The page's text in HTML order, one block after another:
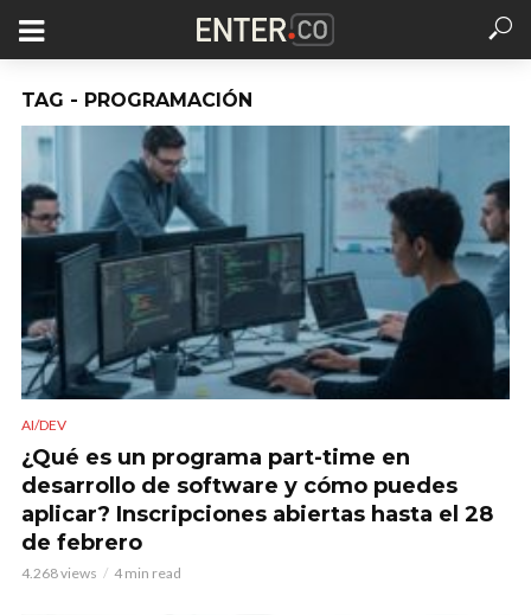
TAG - PROGRAMACIÓN
AI/DEV
¿Qué es un programa part-time en
desarrollo de software y cómo puedes
aplicar? Inscripciones abiertas hasta el 28
de febrero
4.268 views 4 min read